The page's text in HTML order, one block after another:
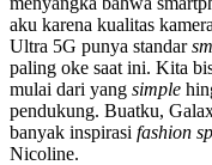
aku karena kualitas
Ultra 5G punya standar
paling oke saat ini. Kita
mulai dari yang simple
pendukung. Buatku,
banyak inspirasi fashion
Nicoline.